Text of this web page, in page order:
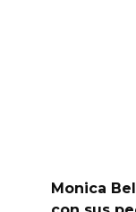
Monica